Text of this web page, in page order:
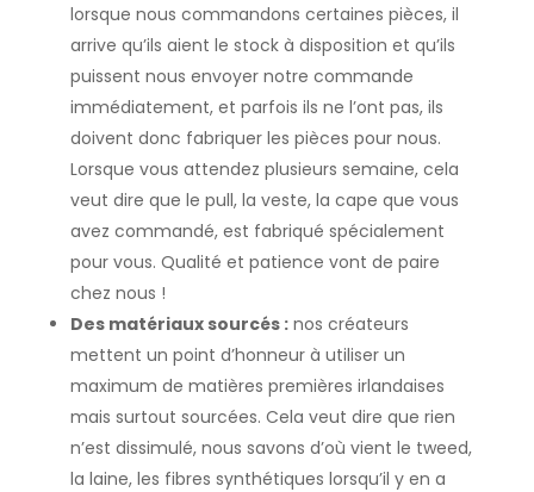
lorsque nous commandons certaines pièces, il
arrive qu’ils aient le stock à disposition et qu’ils
puissent nous envoyer notre commande
immédiatement, et parfois ils ne l’ont pas, ils
doivent donc fabriquer les pièces pour nous.
Lorsque vous attendez plusieurs semaine, cela
veut dire que le pull, la veste, la cape que vous
avez commandé, est fabriqué spécialement
pour vous. Qualité et patience vont de paire
chez nous !
Des matériaux sourcés :nos créateurs
mettent un point d’honneur à utiliser un
maximum de matières premières irlandaises
mais surtout sourcées. Cela veut dire que rien
n’est dissimulé, nous savons d’où vient le tweed,
la laine, les fibres synthétiques lorsqu’il y en a